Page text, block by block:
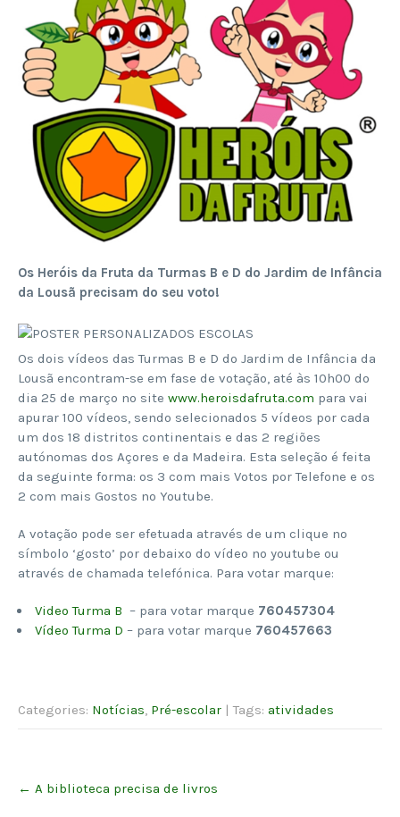
Os Heróis da Fruta da Turmas B e D do Jardim de Infância
da Lousã precisam do seu voto!
Os dois vídeos das Turmas B e D do Jardim de Infância da
Lousã encontram-se em fase de votação, até às 10h00 do
dia 25 de março no site www.heroisdafruta.com para vai
apurar 100 vídeos, sendo selecionados 5 vídeos por cada
um dos 18 distritos continentais e das 2 regiões
autónomas dos Açores e da Madeira. Esta seleção é feita
da seguinte forma: os 3 com mais Votos por Telefone e os
2 com mais Gostos no Youtube.
A votação pode ser efetuada através de um clique no
símbolo ‘gosto’ por debaixo do vídeo no youtube ou
através de chamada telefónica. Para votar marque:
Video Turma B – para votar marque 760457304
Vídeo Turma D – para votar marque 760457663
Categories: Notícias, Pré-escolar | Tags: atividades
navigation
← A biblioteca precisa de livros